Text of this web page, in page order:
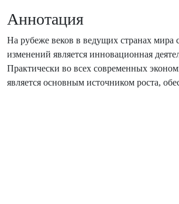
Аннотация
На рубеже веков в ведущих странах
изменений является инновационная
Практически во всех современных
является основным источником роста,